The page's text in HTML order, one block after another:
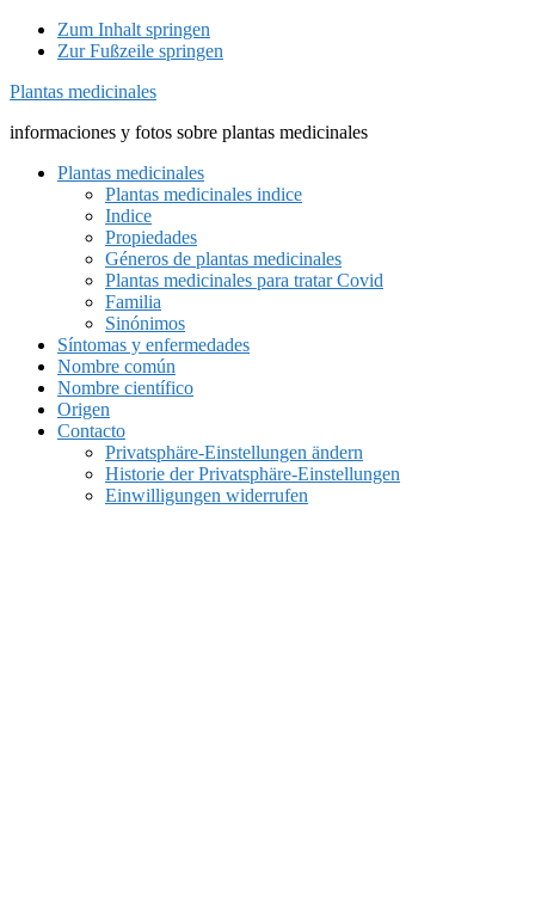
Zum Inhalt springen
Zur Fußzeile springen
Plantas medicinales
informaciones y fotos sobre plantas medicinales
Plantas medicinales
Plantas medicinales indice
Indice
Propiedades
Géneros de plantas medicinales
Plantas medicinales para tratar Covid
Familia
Sinónimos
Síntomas y enfermedades
Nombre común
Nombre científico
Origen
Contacto
Privatsphäre-Einstellungen ändern
Historie der Privatsphäre-Einstellungen
Einwilligungen widerrufen